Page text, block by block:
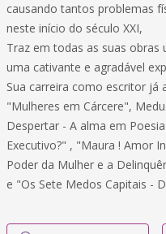
causando tantos problemas
neste início do século XXI,
Traz em todas as suas
uma cativante e agradável
Sua carreira como escritor já
"Mulheres em Cárcere",
Despertar - A alma em
Executivo?" , "Maura ! Amor
Poder da Mulher e a
e "Os Sete Medos Capitais -